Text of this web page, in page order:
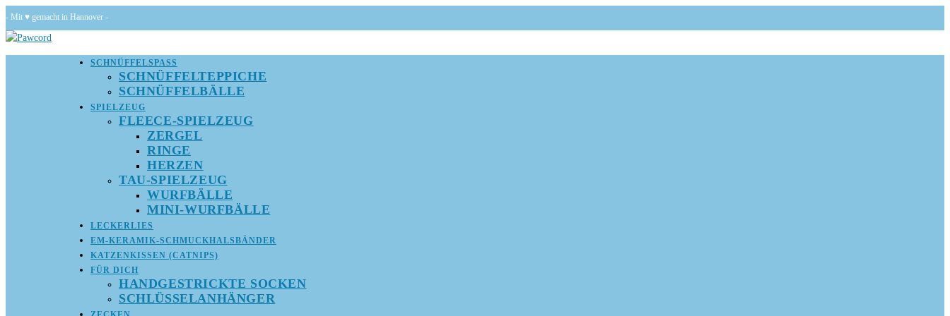
Zum
springen
- Mit ♥ gemacht in Hannover -
SCHNÜFFELSPASS
SCHNÜFFELTEPPICHE
SCHNÜFFELBÄLLE
SPIELZEUG
FLEECE-SPIELZEUG
ZERGEL
RINGE
HERZEN
TAU-SPIELZEUG
WURFBÄLLE
MINI-WURFBÄLLE
LECKERLIES
EM-KERAMIK-SCHMUCKHALSBÄNDER
KATZENKISSEN (CATNIPS)
FÜR DICH
HANDGESTRICKTE SOCKEN
SCHLÜSSELANHÄNGER